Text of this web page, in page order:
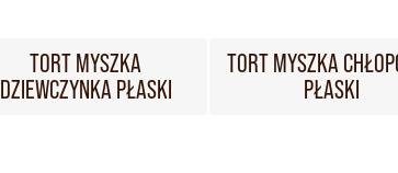
TORT MYSZKA
DZIEWCZYNKA PŁASKI
TORT MYSZKA
PŁASKI